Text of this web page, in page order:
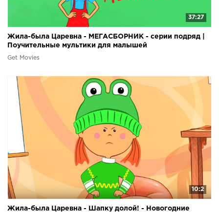
37:27
Жила-была Царевна - МЕГАСБОРНИК - серии подряд |
Поучительные мультики для малышей
Get Movies
10:2
Жила-была Царевна - Шапку долой! - Новогодние